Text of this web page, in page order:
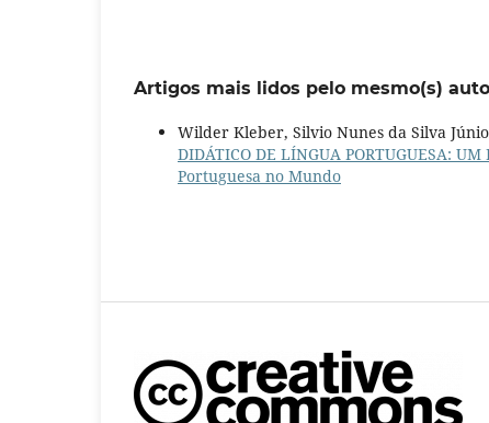
Artigos mais lidos pelo mesmo(s)
Wilder Kleber, Silvio Nunes da Silva
DIDÁTICO DE LÍNGUA PORTUGUESA: UM
Portuguesa no Mundo